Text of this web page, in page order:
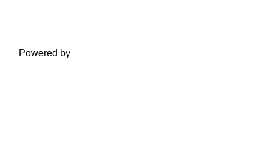
Powered by